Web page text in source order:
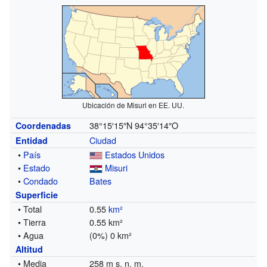
Ubicación de Misuri en EE. UU.
Coordenadas 38°15′15″N 94°35′14″O
Entidad
Ciudad
• País
Estados Unidos
• Estado
Misuri
•Condado Bates
Superficie
• Total 0.55km²
• Tierra
0.55 km²
• Agua
(0%) 0 km²
Altitud
• Media 258 m s. n. m.